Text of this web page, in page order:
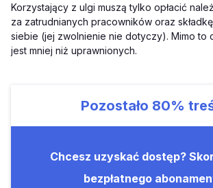
Korzystający z ulgi muszą tylko opłacić
za zatrudnianych pracowników oraz
siebie (jej zwolnienie nie dotyczy). Mimo to
jest mniej niż uprawnionych.
Pozostało 80%
Chcesz uzyskać dostęp?
bezpłatnego